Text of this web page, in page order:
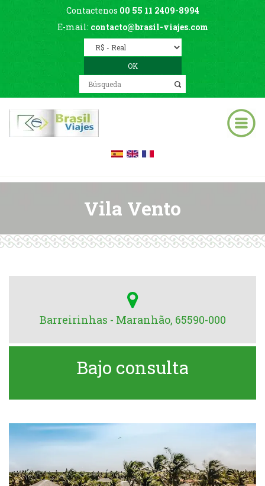
Contactenos 00 55 11 2409-8994
E-mail: contacto@brasil-viajes.com
Vila Vento
Barreirinhas - Maranhão, 65590-000
Bajo consulta